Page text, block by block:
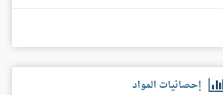
إحصائيات المواد